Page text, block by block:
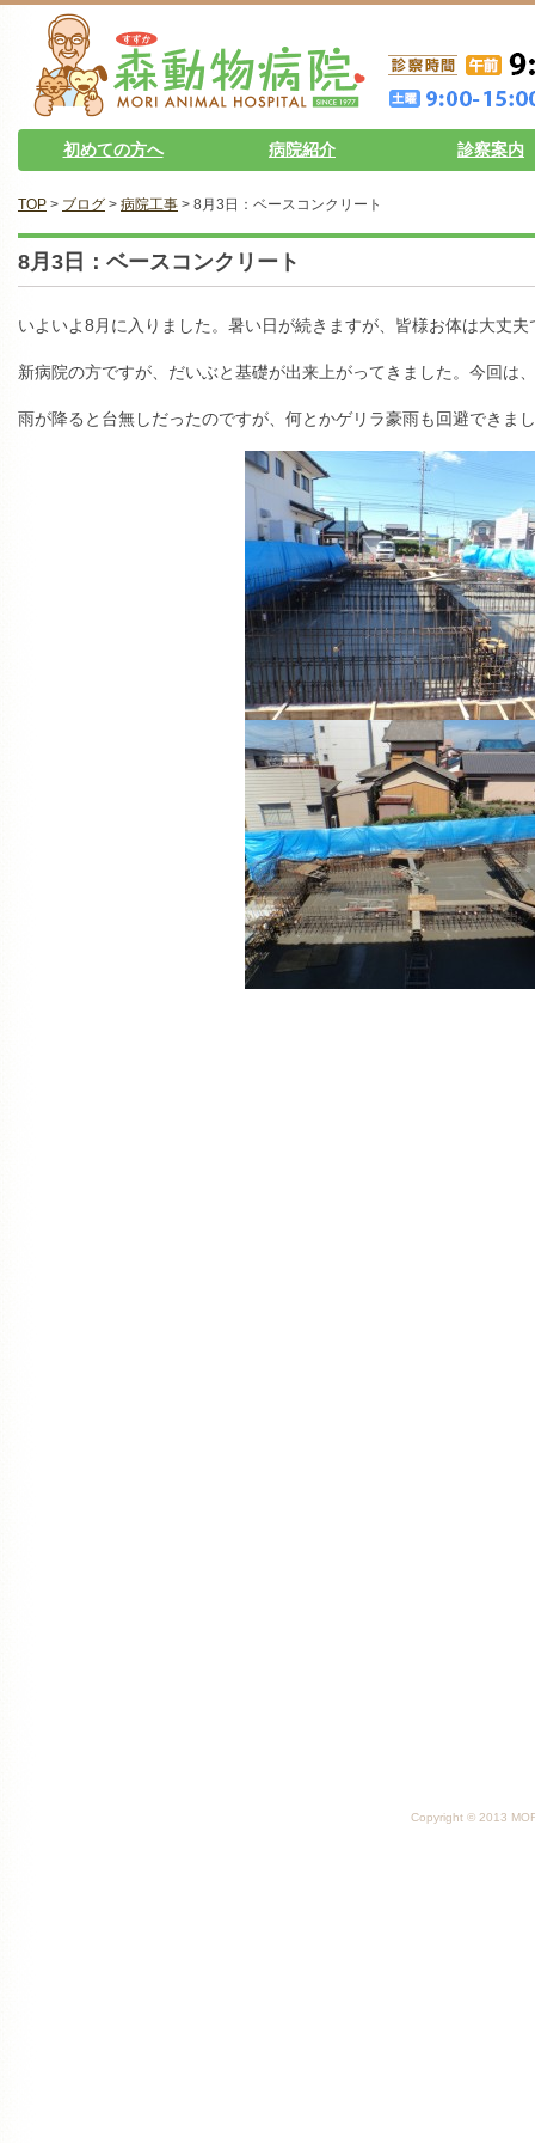
初めての方へ 病院紹介 診察案内
TOP > ブログ > 病院工事 > 8月3日：ベースコンクリート
8月3日：ベースコンクリート
いよいよ8月に入りました。暑い日が続きますが、皆様お体は大丈夫
新病院の方ですが、だいぶと基礎が出来上がってきました。今回は
雨が降ると台無しだったのですが、何とかゲリラ豪雨も回避できま
Copyright © 2013